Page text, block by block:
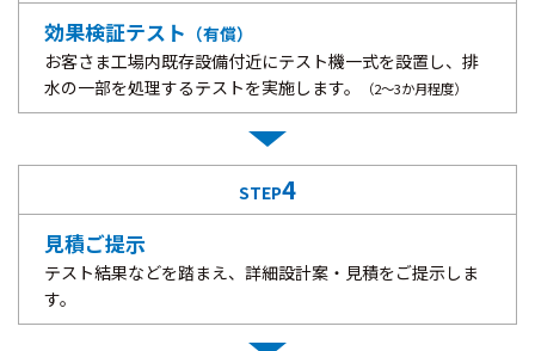
効果検証テスト （有償）
お客さま工場内既存設備付近にテスト機一式を設置し、排
水の一部を処理するテストを実施します。
（2～3か月程度）
STEP4
見積ご提示
テスト結果などを踏まえ、詳細設計案・見積をご提示しま
す。